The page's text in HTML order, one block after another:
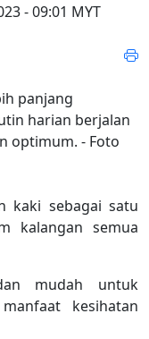
- 09:01 MYT
harian berjalan
optimum. - Foto
kaki sebagai satu
kalangan semua
mudah untuk
kesihatan